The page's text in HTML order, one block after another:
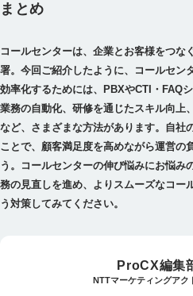
まとめ
コールセンターは、企業とお客様をつな
署。今回ご紹介したように、コールセン
効率化するためには、PBXやCTI・FAQ
業務の自動化、研修を通じたスキル向上
など、さまざまな方法があります。自社
ことで、顧客満足度を高めながら運営の
う。コールセンターの伸び悩みにお悩み
務の見直しを進め、よりスムーズなコー
う対策してみてください。
ProCX編集
NTTマーケティングアク